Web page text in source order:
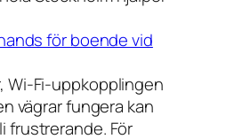
för boende vid
Wi-Fi-uppkopplingen
vägrar fungera kan
frustrerande. För